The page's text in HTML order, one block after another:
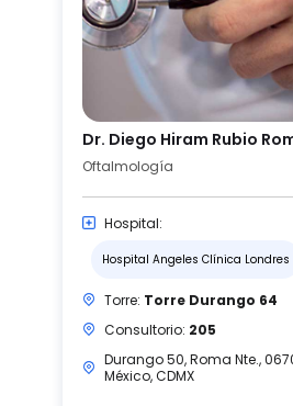
Dr. Diego Hiram Rubio
Oftalmología
Hospital:
Hospital Angeles Clínica Londres
Torre: Torre Durango 64
Consultorio: 205
Durango 50, Roma Nte.,
México, CDMX